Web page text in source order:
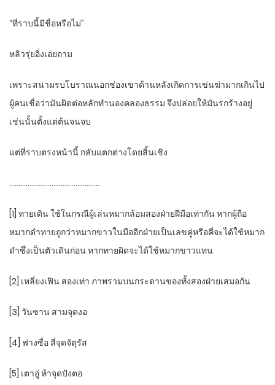
“ที่ราบนี้มีชื่อหรือไม่”
หลิวรุ่ยอิ่งเอ่ยถาม
เพราะสนามรบโบราณนอกช่องเขาด้านหลังเกิดการเข่นฆ่ามากเกินไป
ผู้คนเชื่อว่ามันผิดต่อหลักทำนองคลองธรรม จึงปล่อยให้มันรกร้างอยู่
เช่นนั้นตั้งแต่ต้นจนจบ
แต่ที่ราบตรงหน้านี้ กลับแตกต่างโดยสิ้นเชิง
………………………………………….
[1] ทายเดิน ใช้ในกรณีผู้เล่นหมากล้อมสองฝ่ายฝีมือเท่ากัน หากผู้ถือ
หมากดำทายถูกว่าหมากขาวในมืออีกฝ่ายเป็นเลขคู่หรือคี่จะได้ใช้หมาก
ดำซึ่งเป็นตัวเดินก่อน หากทายผิดจะได้ใช้หมากขาวแทน
[2] เหลี่ยงเฟิน สองเท่า ภาพรวมบนกระดานของทั้งสองฝ่ายเสมอกัน
[3] วันซาน สามจุดงอ
[4] ฟางซื่อ สี่จุดจัตุรัส
[5] เตาอู่ ห้าจุดปังตอ